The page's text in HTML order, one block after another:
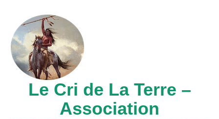
Le Cri de La Terre –
Association